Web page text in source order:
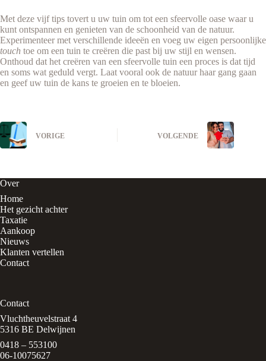
Met deze vijf tips tovert u uw tuin om tot een sfeervolle oase waar u
kunt ontspannen en genieten van de schoonheid van de natuur.
Experimenteer met verschillende ideeën en voeg uw eigen persoonlijke
touch toe om een tuin te creëren die past bij uw stijl en wensen.
Onthoud dat het creëren van een sfeervolle tuin een proces is dat tijd
en soms wat geduld vergt. Laat vooral ook de natuur haar gang gaan
en geef uw tuin de kans te groeien en te bloeien.
VORIGE VOLGENDE
Over
Home
Het gezicht achter
Taxatie
Aankoop
Nieuws
Klanten vertellen
Contact
Contact
Vluchtheuvelstraat 4
5316 BE Delwijnen
0418 – 553100
06-10075627